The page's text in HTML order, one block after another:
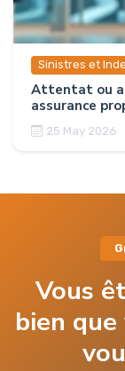
Sinistres et
Attentat ou
assurance
25 May 2026
Vous
bien